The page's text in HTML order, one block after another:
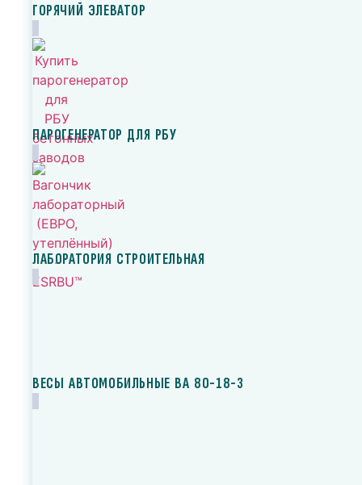
ГОРЯЧИЙ ЭЛЕВАТОР
ПАРОГЕНЕРАТОР ДЛЯ РБУ
ЛАБОРАТОРИЯ СТРОИТЕЛЬНАЯ
ВЕСЫ АВТОМОБИЛЬНЫЕ ВА 80-18-3